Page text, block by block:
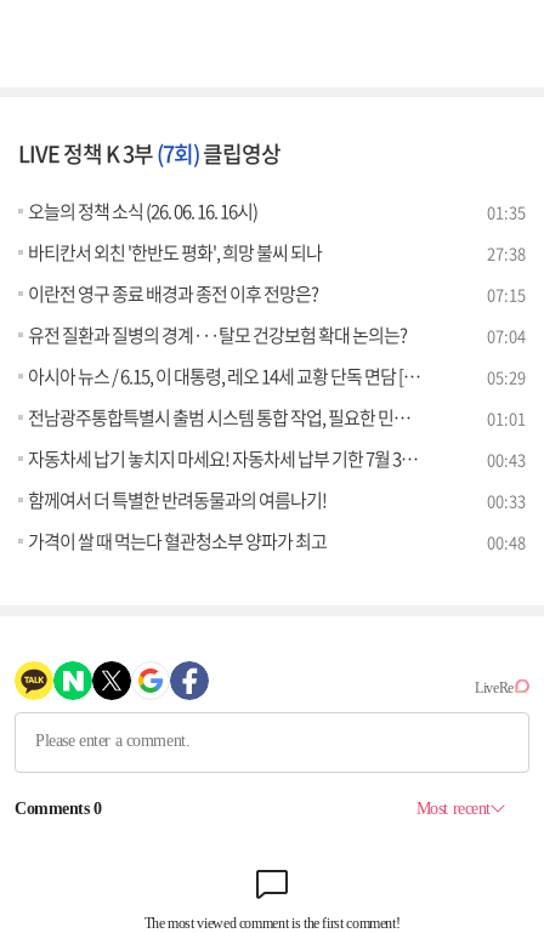
LIVE 정책 K 3부(7회)클립영상
오늘의 정책 소식 (26. 06. 16. 16시) 01:35
바티칸서 외친 '한반도 평화', 희망 불씨 되나 27:38
이란전 영구 종료 배경과 종전 이후 전망은? 07:15
유전 질환과 질병의 경계···탈모 건강보험 확대 논의는? 07:04
아시아 뉴스 / 6.15, 이 대통령, 레오 14세 교황 단독 면담 [외신에 비친 한국] 05:29
전남광주통합특별시 출범 시스템 통합 작업, 필요한 민원서류는 미리 챙겨주세요 01:01
자동차세 납기 놓치지 마세요! 자동차세 납부 기한 7월 3일로 연장 00:43
함께여서 더 특별한 반려동물과의 여름나기! 00:33
가격이 쌀 때 먹는다 혈관청소부 양파가 최고 00:48